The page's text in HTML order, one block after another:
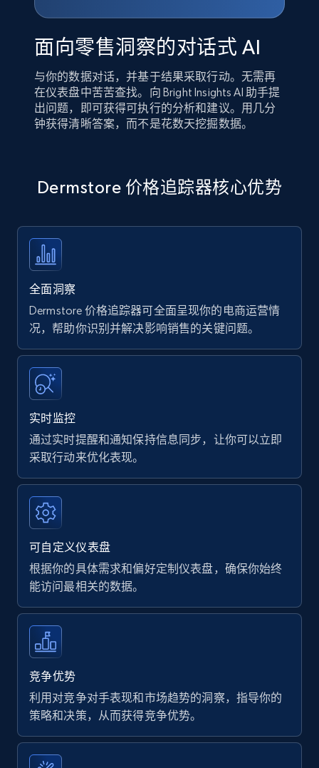
面向零售洞察的对话式 AI
与你的数据对话，并基于结果采取行动。无需再
在仪表盘中苦苦查找。向 Bright Insights AI 助手提
出问题，即可获得可执行的分析和建议。用几分
钟获得清晰答案，而不是花数天挖掘数据。
Dermstore 价格追踪器核心优势
全面洞察
Dermstore 价格追踪器可全面呈现你的电商运营情
况，帮助你识别并解决影响销售的关键问题。
实时监控
通过实时提醒和通知保持信息同步，让你可以立即
采取行动来优化表现。
可自定义仪表盘
根据你的具体需求和偏好定制仪表盘，确保你始终
能访问最相关的数据。
竞争优势
利用对竞争对手表现和市场趋势的洞察，指导你的
策略和决策，从而获得竞争优势。